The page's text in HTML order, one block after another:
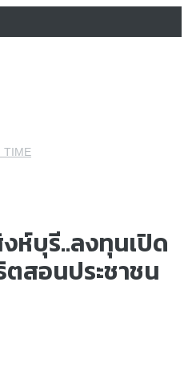
ห์บุรี..ลงทุนเปิด
สอนประชาชน